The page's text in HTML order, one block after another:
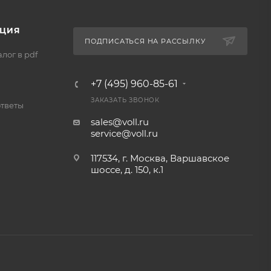
в pdf
ПОДПИСАТЬСЯ НА РАССЫЛКУ
+7 (495) 960-85-61
ЗАКАЗАТЬ ЗВОНОК
sales@voll.ru
service@voll.ru
117534, г. Москва, Варшавское
шоссе, д. 150, к.1